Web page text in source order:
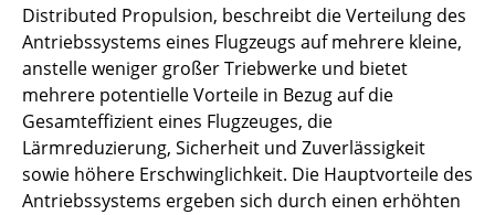
KONBREFF
Landesgraduiertenkolleg
PEANUT
PreJET
Distributed Propulsion, beschreibt die Verteilung des
Antriebssystems eines Flugzeugs auf mehrere kleine,
anstelle weniger großer Triebwerke und bietet
mehrere potentielle Vorteile in Bezug auf die
Gesamteffizient eines Flugzeuges, die
Lärmreduzierung, Sicherheit und Zuverlässigkeit
sowie höhere Erschwinglichkeit. Die Hauptvorteile des
Antriebssystems ergeben sich durch einen erhöhten